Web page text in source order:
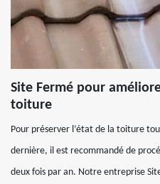
Site Fermé pour
toiture
Pour préserver l’état de la toiture
dernière, il est recommandé de
deux fois par an. Notre entreprise